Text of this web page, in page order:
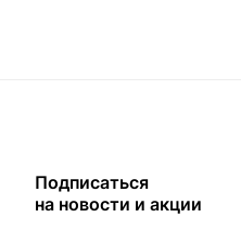
Подписаться
на новости и акции